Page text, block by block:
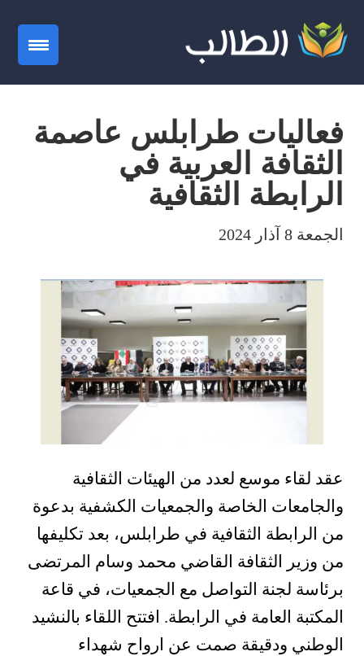
فعاليات طرابلس عاصمة
الثقافة العربية في
الرابطة الثقافية
الجمعة 8 آذار 2024
عقد لقاء موسع لعدد من الهيئات الثقافية
والجامعات الخاصة والجمعيات الكشفية بدعوة
من الرابطة الثقافية في طرابلس، بعد تكليفها
من وزير الثقافة القاضي محمد وسام المرتضى
برئاسة لجنة التواصل مع الجمعيات، في قاعة
المكتبة العامة في الرابطة. افتتح اللقاء بالنشيد
الوطني ودقيقة صمت عن ارواح شهداء